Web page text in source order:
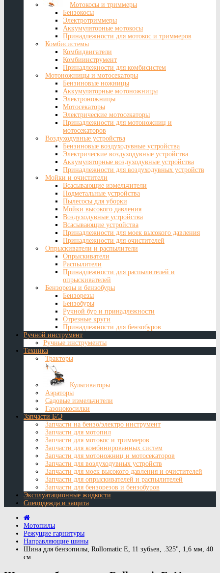
Мотокосы и триммеры
Бензокосы
Электротриммеры
Аккумуляторные мотокосы
Принадлежности для мотокос и триммеров
Комбисистемы
Комбидвигатели
Комбиинструмент
Принадлежности для комбисистем
Мотоножницы и мотосекаторы
Бензиновые ножницы
Аккумуляторные мотоножницы
Электроножницы
Мотосекаторы
Электрические мотосекаторы
Принадлежности для мотоножниц и
мотосекаторов
Воздуходувные устройства
Бензиновые воздуходувные устройства
Электрические воздуходувные устройства
Аккумуляторные воздуходувные устройства
Принадлежности для воздуходувных устройств
Мойки и очистители
Всасывающие измельчители
Подметальные устройства
Пылесосы для уборки
Мойки высокого давления
Воздуходувные устройства
Всасывающие устройства
Принадлежности для моек высокого давления
Принадлежности для очистителей
Опрыскиватели и распылители
Опрыскиватели
Распылители
Принадлежности для распылителей и
опрыскивателей
Бензорезы и бензобуры
Бензорезы
Бензобуры
Ручной бур и принадлежности
Отрезные круги
Принадлежности для бензобуров
Ручной инструмент
Ручные инструменты
Техника
Тракторы
Культиваторы
Аэраторы
Садовые измельчители
Газонокосилки
Запчасти Б/Э
Запчасти на бензо/электро инструмент
Запчасти для мотопил
Запчасти для мотокос и триммеров
Запчасти для комбинированных систем
Запчасти для мотоножниц и мотосекаторов
Запчасти для воздуходувных устройств
Запчасти для моек высокого давления и очистителей
Запчасти для опрыскивателей и распылителей
Запчасти для бензорезов и бензобуров
Эксплуатационные жидкости
Спецодежда и защита
Мотопилы
Режущие гарнитуры
Направляющие шины
Шина для бензопилы, Rollomatic E, 11 зубьев, .325", 1,6 мм, 40
см